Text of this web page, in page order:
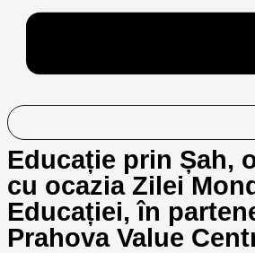
Educație prin Șah,
cu ocazia Zilei
Educației, în
Prahova Value